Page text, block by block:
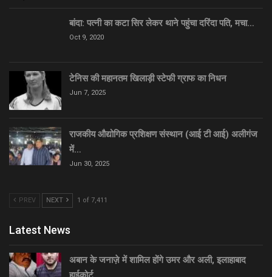
बांदा: पत्नी का कटा सिर लेकर थाने पहुंचा दरिंदा पति, मचा…
Oct 9, 2020
टेनिस की महानतम खिलाड़ी स्टेफी ग्राफ का निधन
Jun 7, 2025
राजकीय औद्योगिक प्रशिक्षण संस्थान (आई टी आई) अलीगंज
में…
Jun 30, 2025
PREV NEXT 1 of 7,411
Latest News
अबान के जनाज़े में शामिल होंगे उमर और अली, इलाहाबाद